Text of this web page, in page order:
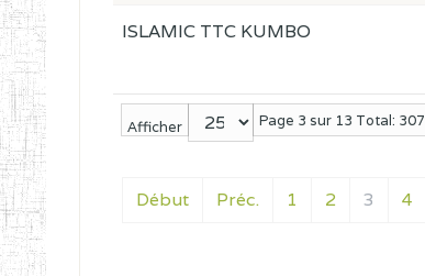
Afficher Page 3 sur 13 Total: 307
Début Préc. 1 2 3 4
ISLAMIC TTC KUMBO